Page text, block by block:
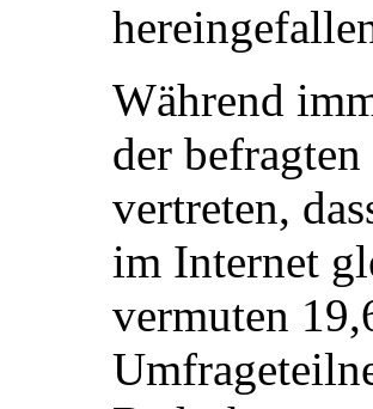
Während
der
vertreten,
im Internet
vermuten